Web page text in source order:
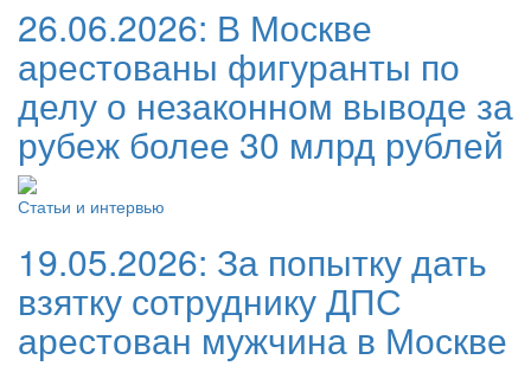
26.06.2026: В Москве
арестованы фигуранты по
делу о незаконном выводе за
рубеж более 30 млрд рублей
Статьи и интервью
19.05.2026: За попытку дать
взятку сотруднику ДПС
арестован мужчина в Москве